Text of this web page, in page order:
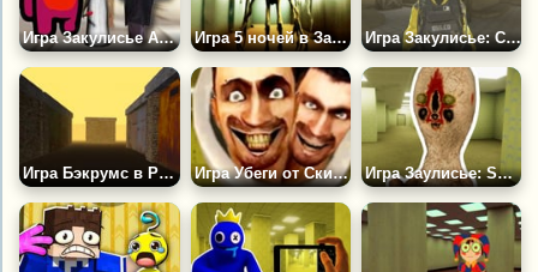
Игра Закулисье Амонг Ас и Качающийся Великан Игра 5 ночей в Закулисье! Квест! Игра Закулисье: Скибиди Шутер
Игра Бэкрумс в России Игра Убеги от Скибиди: Закулисье! Игра Заулисье: SCP 173